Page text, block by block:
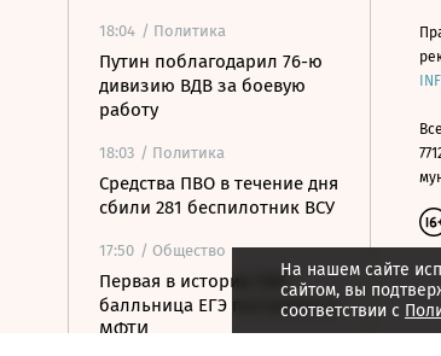
18:04 / Политика
Путин поблагодарил 76-ю
дивизию ВДВ за боевую
работу
18:03 / Политика
Средства ПВО в течение дня
сбили 281 беспилотник ВСУ
17:50 / Общество
Первая в истории 500-
балльница ЕГЭ поступила в
МФТИ
На нашем сайте
сайтом, вы
соответствии с